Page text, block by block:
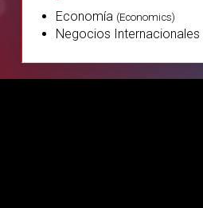
Economía (Economics)
Negocios Internacionales